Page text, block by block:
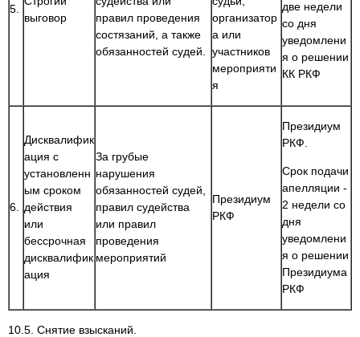
5.
выговор
правил проведения
состязаний, а также
обязанностей судей.
организатор
а или
участников
мероприяти
я
две недели
со дня
уведомлени
я о решении
КК РКФ
6.
Дисквалифик
ация с
установленн
ым сроком
действия
или
бессрочная
дисквалифик
ация
За грубые
нарушения
обязанностей судей,
правил судейства
или правил
проведения
мероприятий
Президиум
РКФ
Президиум
РКФ.
Срок подачи
апелляции -
2 недели со
дня
уведомлени
я о решении
Президиума
РКФ
10.5. Снятие взысканий.